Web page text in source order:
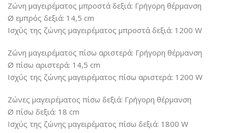
Ζώνη μαγειρέματος μπροστά δεξιά: Γρήγορη θέρμανση
Ø εμπρός δεξιά: 14,5 cm
Ισχύς της ζώνης μαγειρέματος μπροστά δεξιά: 1200 W
Ζώνη μαγειρέματος πίσω αριστερά: Γρήγορη θέρμανση
Ø πίσω αριστερά: 14,5 cm
Ισχύς της ζώνης μαγειρέματος πίσω αριστερά: 1200 W
Ζώνες μαγειρέματος πίσω δεξιά: Γρήγορη θέρμανση
Ø πίσω δεξιά: 18 cm
Ισχύς της ζώνης μαγειρέματος πίσω δεξιά: 1800 W